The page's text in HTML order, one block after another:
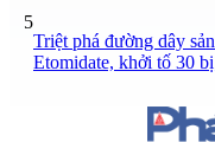
5
Triệt phá đường dây
Etomidate, khởi tố 30 bị